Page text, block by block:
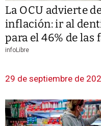
La OCU advierte
inflación: ir al
para el 46% de las
infoLibre
29 de septiembre de